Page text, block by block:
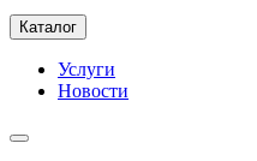
Каталог
Услуги
Новости